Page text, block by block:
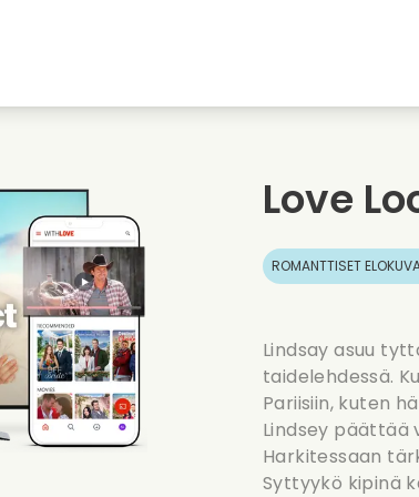
Love
ROMANTTISET
Lindsay asuu
taidelehdessä.
Pariisiin, kuten
Lindsey päättää
Harkitessaan
Syttyykö kipinä